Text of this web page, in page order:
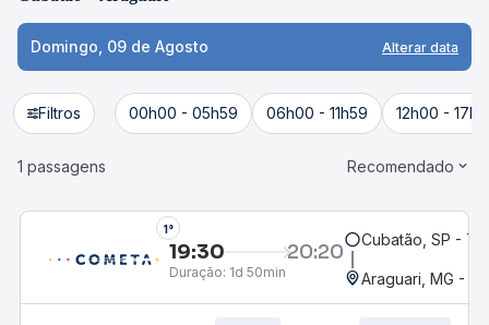
Domingo, 09 de Agosto Alterar data
Filtros 00h00 - 05h59 06h00 - 11h59 12h00 -
1 passagens Recomendado
1°
19:30 20:20
Duração: 1d 50min
Cubatão, SP -
Araguari, MG -